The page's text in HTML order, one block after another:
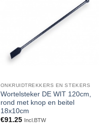
Toevoegen
aan
verlanglijst
ONKRUIDTREKKERS EN STEKERS
Wortelsteker DE WIT 120cm,
rond met knop en beitel
18x10cm
€91.25 Incl.BTW